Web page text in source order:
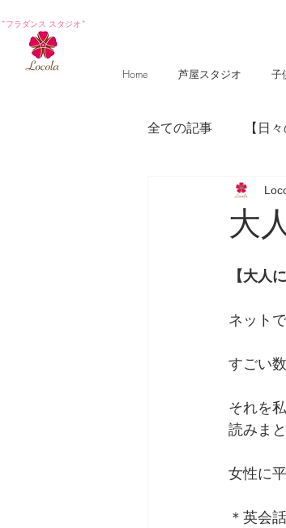
*フラダンス スタジオ*
Home 芦屋スタジオ 子
全ての記事 【日
【photography 】
大
【大人
ネット
すごい
それを
読みま
女性に
＊英会話